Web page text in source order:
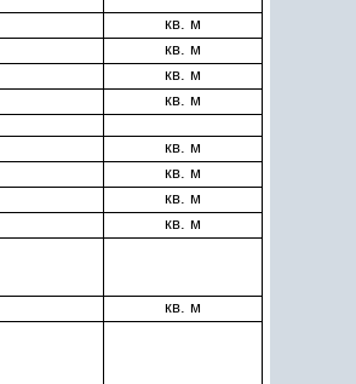
кв. м
кв. м
кв. м
кв. м
кв. м
кв. м
кв. м
кв. м
кв. м